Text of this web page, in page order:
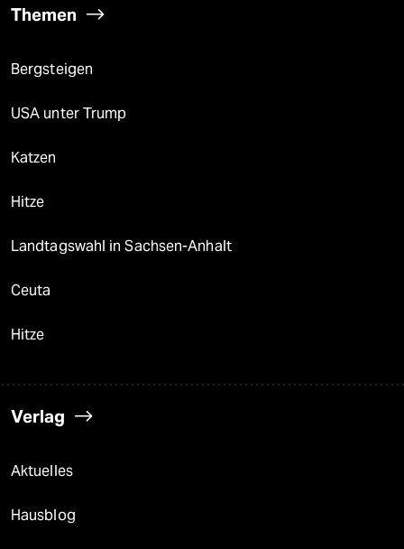
Themen
Bergsteigen
USA unter Trump
Katzen
Hitze
Landtagswahl in Sachsen-Anhalt
Ceuta
Hitze
Verlag
Aktuelles
Hausblog